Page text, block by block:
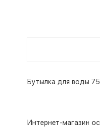
Бутылка для воды
Интернет-магазин